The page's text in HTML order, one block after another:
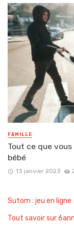
FAMILLE
Tout ce que
bébé
13 janvier 2023
Sutom : jeu en ligne
Tout savoir sur